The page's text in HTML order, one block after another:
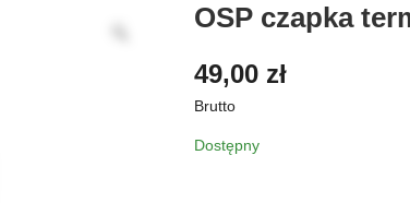
OSP czapka
49,00 zł
Brutto
Dostępny